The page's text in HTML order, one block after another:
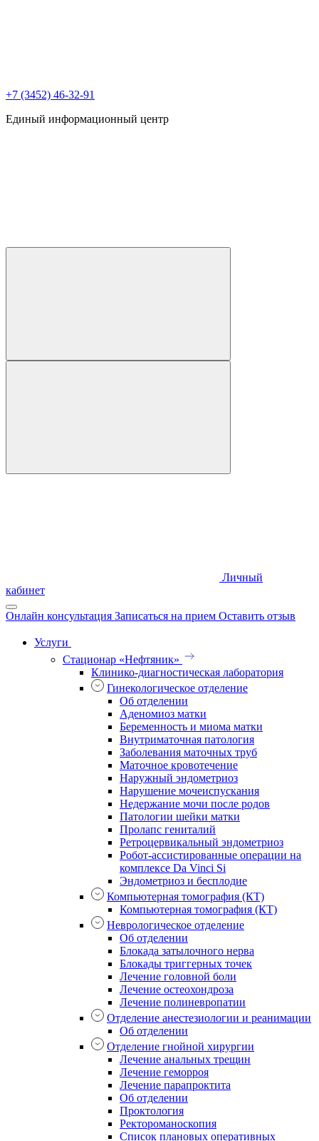
+7 (3452) 46-32-91
Единый информационный центр
Личный
кабинет
Онлайн консультация Записаться на прием Оставить отзыв
Услуги
Стационар «Нефтяник»
Клинико-диагностическая лаборатория
Гинекологическое отделение
Об отделении
Аденомиоз матки
Беременность и миома матки
Внутриматочная патология
Заболевания маточных труб
Маточное кровотечение
Наружный эндометриоз
Нарушение мочеиспускания
Недержание мочи после родов
Патологии шейки матки
Пролапс гениталий
Ретроцервикальный эндометриоз
Робот-ассистированные операции на
комплексе Da Vinci Si
Эндометриоз и бесплодие
Компьютерная томография (КТ)
Компьютерная томография (КТ)
Неврологическое отделение
Об отделении
Блокада затылочного нерва
Блокады триггерных точек
Лечение головной боли
Лечение остеохондроза
Лечение полиневропатии
Отделение анестезиологии и реанимации
Об отделении
Отделение гнойной хирургии
Лечение анальных трещин
Лечение геморроя
Лечение парапроктита
Об отделении
Проктология
Ректороманоскопия
Список плановых оперативных